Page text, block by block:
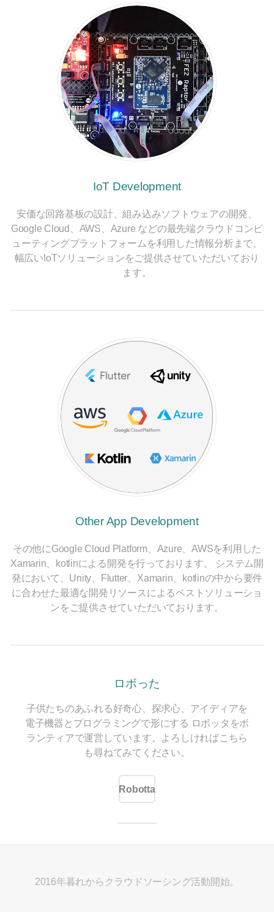
IoT Development
安価な回路基板の設計、組み込みソフトウェアの開発、
Google Cloud、AWS、Azure などの最先端クラウドコンピ
ューティングプラットフォームを利用した情報分析まで、
幅広いIoTソリューションをご提供させていただいており
ます。
Other App Development
その他にGoogle Cloud Platform、Azure、AWSを利用した
Xamarin、kotlinによる開発を行っております。 システム開
発において、Unity、Flutter、Xamarin、kotlinの中から要件
に合わせた最適な開発リソースによるベストソリューショ
ンをご提供させていただいております。
ロボった
子供たちのあふれる好奇心、探求心、アイディアを
電子機器とプログラミングで形にする ロボッタをボ
ランティアで運営しています。よろしければこちら
も尋ねてみてください。
Robotta
2016年暮れからクラウドソーシング活動開始。